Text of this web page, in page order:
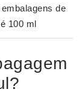
de
100 ml